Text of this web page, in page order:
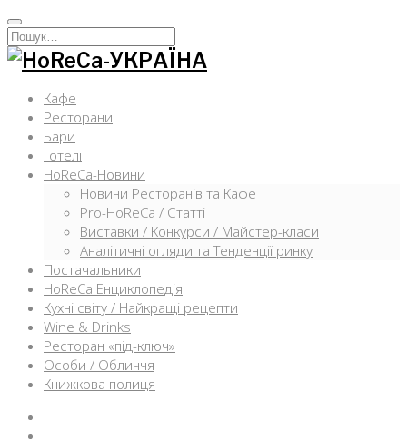
Перейти
к
содержимому
Искать:
Кафе
Ресторани
Бари
Готелі
HoReCa-Новини
Новини Ресторанів та Кафе
Pro-HoReCa / Статті
Виставки / Конкурси / Майстер-класи
Аналітичні огляди та Тенденції ринку
Постачальники
HoReCa Енциклопедія
Кухні світу / Найкращі рецепти
Wine & Drinks
Ресторан «під-ключ»
Особи / Обличчя
Книжкова полиця